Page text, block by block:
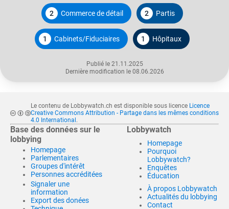
2 Commerce de détail 2 Partis
1 Cabinets/Fiduciaires 1 Hôpitaux
Publié le 21.11.2025
Dernière modification le 08.06.2026
Le contenu de Lobbywatch.ch est disponible sous licence Licence
Creative Commons Attribution - Partage dans les mêmes conditions
4.0 International .
Base des données sur le
lobbying
Homepage
Parlementaires
Groupes d'intérêt
Personnes accréditées
Signaler une
information
Export des donées
Lobbywatch
Homepage
Pourquoi
Lobbywatch?
Enquêtes
Éducation
À propos Lobbywatch
Actualités du lobbying
Contact